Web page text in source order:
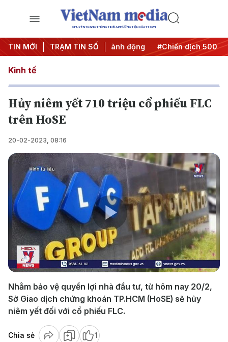
CHUYÊN TRANG THÔNG TIN ĐA PHƯƠNG TIỆN CỦA TTXVN
TIN MỚI TRẠM TIN SỐ
Nghị quyết thành hành động #Chiến dịch 500 ngày
Kinh tế
Hủy niêm yết 710 triệu cổ phiếu FLC
trên HoSE
20-02-2023, 08:16
Play
Video
Nhằm bảo vệ quyền lợi nhà đầu tư, từ hôm nay 20/2,
Sở Giao dịch chứng khoán TP.HCM (HoSE) sẽ hủy
niêm yết đối với cổ phiếu FLC.
Chia sẻ 1